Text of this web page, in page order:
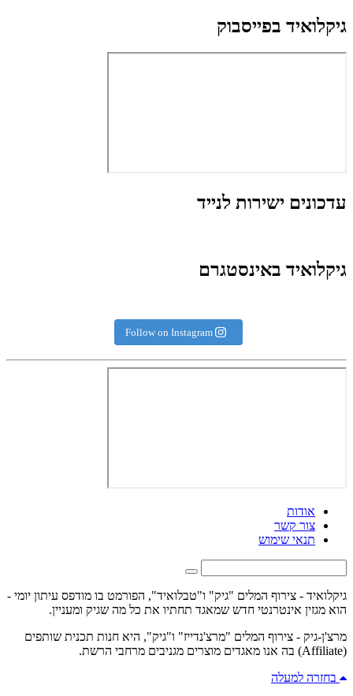
גיקלואיד בפייסבוק
עדכונים ישירות לנייד
גיקלואיד באינסטגרם
Follow on Instagram
אודות
צור קשר
תנאי שימוש
גיקלואיד - צירוף המלים "גיק" ו"טבלואיד", הפורמט בו מודפס עיתון יומי -
הוא מגזין אינטרנטי חדש שמאגד תחתיו את כל מה שגיק ומעניין.
מרצ'ן-גיק - צירוף המלים "מרצ'נדייז" ו"גיק", היא חנות תכנית שותפים
(Affiliate) בה אנו מאגדים מוצרים מגניבים מרחבי הרשת.
בחזרה למעלה